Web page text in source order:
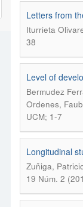
Letters from
Iturrieta
38
Level of
Bermudez
Ordenes,
UCM; 1-7
Longitudinal
Zuñiga,
19 Núm. 2